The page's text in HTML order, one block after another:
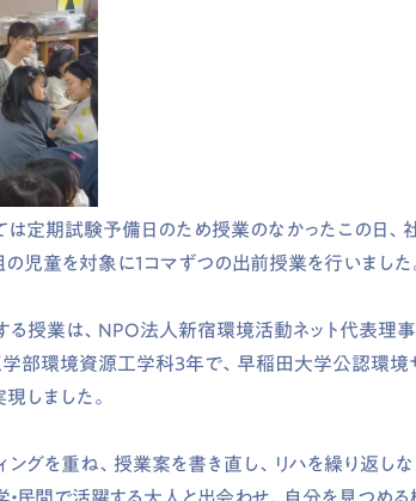
ては定期試験予備日のため授業のなかったこの日
の児童を対象に1 コマずつの出前授業を行いました
授業は、 NPO法人新宿環境活動ネット代表理
部環境資源工学科3年で、早稲田大学公認環境
しました。
ングを重ね、授業案を書き直し、リハを繰り返し
・民間で活躍する大人と出会わせ、自分を見つめ